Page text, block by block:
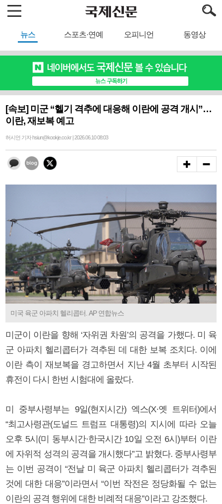
뉴스 스포츠·연예 오피니언 동영상
[속보] 미군 “헬기 격추에 대응해 이란에 공격 개시”…
이란, 재보복 예고
허시언 기자 hsiun@kookje.co.kr | 2026.06.10 08:03
미국 육군 아파치 헬리콥터. AP 연합뉴스
미군이 이란을 향해 ‘자위권 차원’의 공격을 가했다. 미 육
군 아파치 헬리콥터가 격추된 데 대한 보복 조치다. 이에
이란 측이 재보복을 경고하면서 지난 4월 초부터 시작된
휴전이 다시 한번 시험대에 올랐다.
미 중부사령부는 9일(현지시간) 엑스(X·옛 트위터)에서
“최고사령관(도널드 트럼프 대통령)의 지시에 따라 오늘
오후 5시(미 동부시간·한국시간 10일 오전 6시)부터 이란
에 자위적 성격의 공격을 개시했다”고 밝혔다. 중부사령부
는 이번 공격이 “전날 미 육군 아파치 헬리콥터가 격추된
것에 대한 대응”이라면서 “이번 작전은 정당화될 수 없는
이란의 공격 행위에 대한 비례적 대응”이라고 강조했다.